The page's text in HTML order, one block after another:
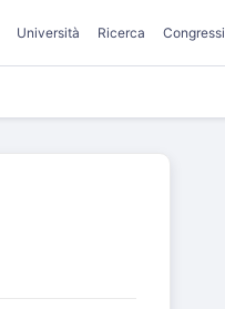
Università Ricerca Congressi